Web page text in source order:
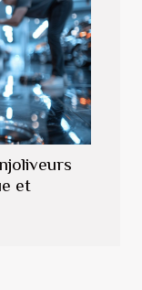
et